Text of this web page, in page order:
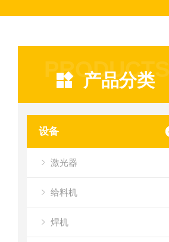
PRODUCTS
产品分类
设备
激光器
给料机
焊机